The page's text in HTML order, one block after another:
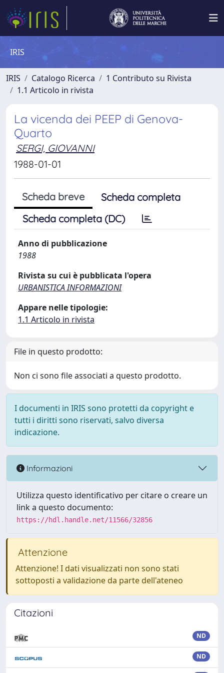
IRIS
IRIS Catalogo Ricerca
1 Contributo su Rivista
1.1 Articolo in rivista
La vicenda dei PEEP di Genova-
Quarto
SERGI, GIOVANNI
1988-01-01
Scheda breve
Scheda completa
Scheda completa (DC)
Anno di pubblicazione
1988
Rivista su cui è pubblicata l'opera
URBANISTICA INFORMAZIONI
Appare nelle tipologie:
1.1 Articolo in rivista
File in questo prodotto:
Non ci sono file associati a questo prodotto.
I documenti in IRIS sono protetti da copyright e
tutti i diritti sono riservati, salvo diversa
indicazione.
Informazioni
Utilizza questo identificativo per citare o creare un
link a questo documento:
https://hdl.handle.net/11566/32856
Attenzione
Attenzione! I dati visualizzati non sono stati
sottoposti a validazione da parte dell'ateneo
Citazioni
ND
ND